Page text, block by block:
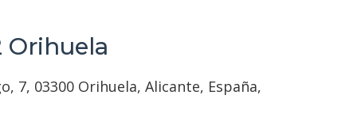
Orihuela
7, 03300 Orihuela, Alicante, España,